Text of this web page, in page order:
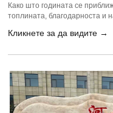
Како што годината се
топлината, благодарноста и
SECCO Environmental
моменти на заедно.
Кликнете за да видите →